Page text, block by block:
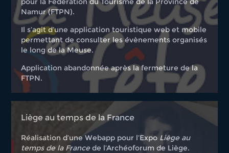
Namur (FTPN).
Il s’agit d’une application touristique web et mobile
permettant de consulter les évènements organisés
le long de la Meuse.
Application abandonnée après la fermeture de la
FTPN.
Liège au temps de la France
Réalisation d’une Webapp pour l’Expo Liège au
temps de la France de l’Archéoforum de Liège.